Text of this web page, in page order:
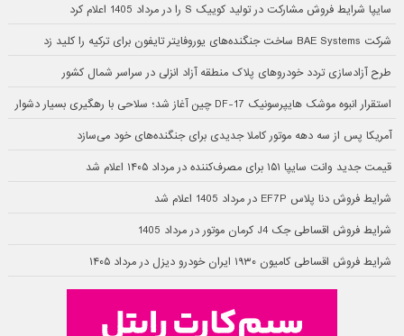
سایپا شرایط فروش مشارکت در تولید کوییک S را در مرداد 1405 اعلام کرد
شرکت BAE Systems ساخت جنگنده‌های یوروفایتر تایفون برای ترکیه را کلید زد
طرح آزادسازی تردد خودروهای پلاک منطقه آزاد انزلی در سراسر شمال کشور
استقرار انبوه موشک هایپرسونیک DF-17 چین آغاز شد؛ سلاحی با رهگیری بسیار دشوار
آمریکا پس از سه دهه موتور کاملا جدیدی برای جنگنده‌های خود می‌سازد
قیمت جدید وانت سایپا ۱۵۱ برای مصرف‌کننده در مرداد ۱۴۰۵ اعلام شد
شرایط فروش دنا پلاس EF7P در مرداد 1405 اعلام شد
شرایط فروش اقساطی جک J4 کرمان موتور در مرداد 1405
شرایط فروش اقساطی کامیون ۱۹۳۰ ایران خودرو دیزل در مرداد ۱۴۰۵